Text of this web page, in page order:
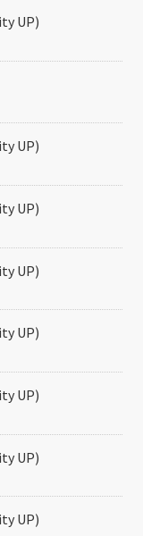
UP)
UP)
UP)
UP)
UP)
UP)
UP)
UP)